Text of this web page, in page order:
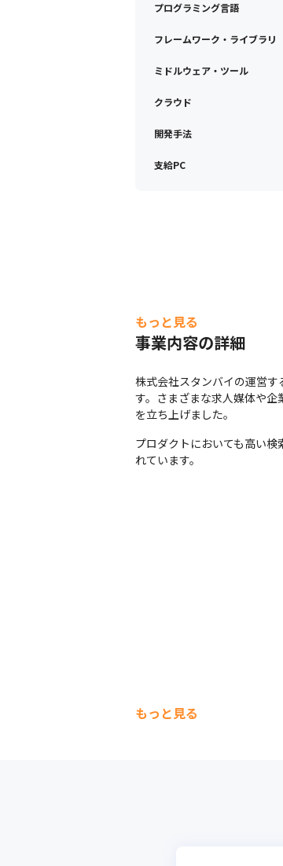
プログラミング言語
フレームワーク・ライブラリ
ミドルウェア・ツール
クラウド
開発手法
支給PC
もっと見る
事業内容の詳細
株式会社スタンバイの運営
す。さまざまな求人媒体や
を立ち上げました。
プロダクトにおいても高い
れています。
もっと見る